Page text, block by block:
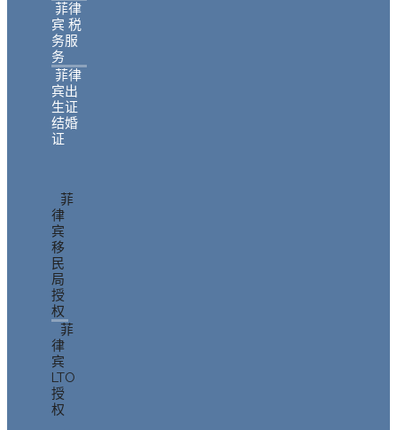
菲律
宾 税
务服
务
菲律
宾出
生证
结婚
证
菲
律
宾
移
民
局
授
权
菲
律
宾
LTO
授
权